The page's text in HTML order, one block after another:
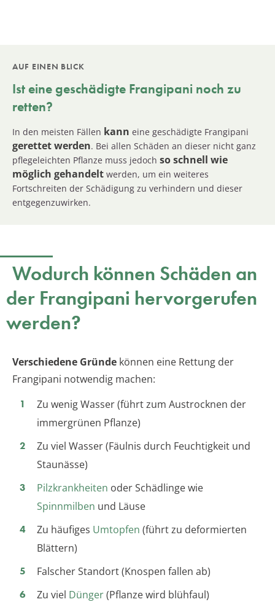
AUF EINEN BLICK
Ist eine geschädigte Frangipani noch zu
retten?
In den meisten Fällen kann eine geschädigte Frangipani
gerettet werden. Bei allen Schäden an dieser nicht ganz
pflegeleichten Pflanze muss jedoch so schnell wie
möglich gehandelt werden, um ein weiteres
Fortschreiten der Schädigung zu verhindern und dieser
entgegenzuwirken.
Wodurch können Schäden an
der Frangipani hervorgerufen
werden?
Verschiedene Gründe können eine Rettung der
Frangipani notwendig machen:
Zu wenig Wasser (führt zum Austrocknen der
immergrünen Pflanze)
Zu viel Wasser (Fäulnis durch Feuchtigkeit und
Staunässe)
Pilzkrankheiten oder Schädlinge wie
Spinnmilben und Läuse
Zu häufiges Umtopfen (führt zu deformierten
Blättern)
Falscher Standort (Knospen fallen ab)
Zu viel Dünger(Pflanze wird blühfaul)